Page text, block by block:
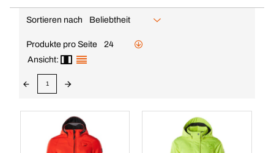
Sortieren nach Beliebtheit
Produkte pro Seite
24
Ansicht:
1